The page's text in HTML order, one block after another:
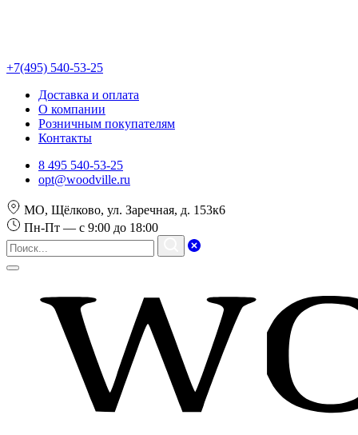
+7(495) 540-53-25
Доставка и оплата
О компании
Розничным покупателям
Контакты
8 495 540-53-25
opt@woodville.ru
МО, Щёлково, ул. Заречная, д. 153к6
Пн-Пт — с 9:00 до 18:00